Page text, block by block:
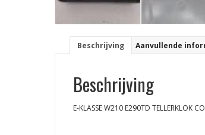
Beschrijving Aanvullende
Beschrijving
E-KLASSE W210 E290TD TELLERKLOK